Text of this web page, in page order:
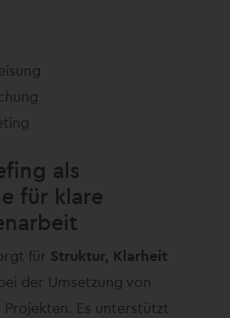
als
für klare
für Struktur, Klarheit
der Umsetzung von
Projekten. Es unterstützt